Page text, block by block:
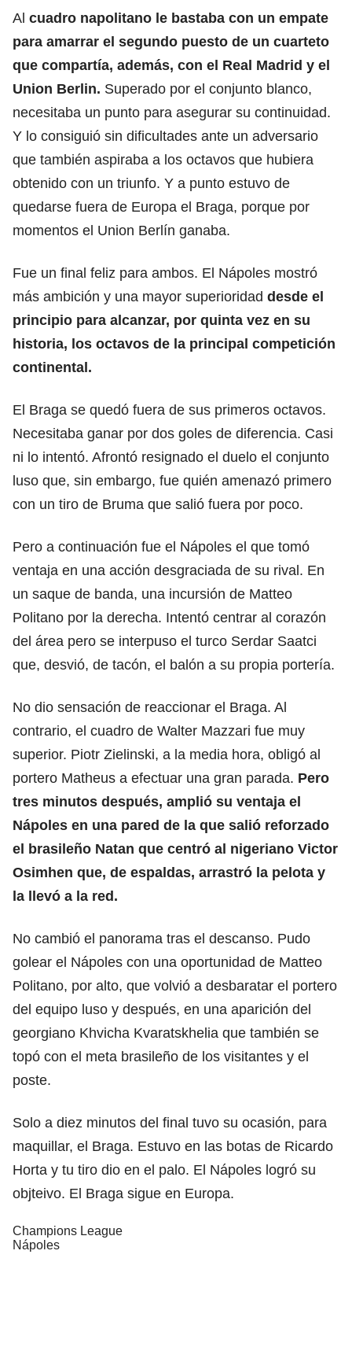
Al cuadro napolitano le bastaba con un empate
para amarrar el segundo puesto de un cuarteto
que compartía, además, con el Real Madrid y el
Union Berlin. Superado por el conjunto blanco,
necesitaba un punto para asegurar su continuidad.
Y lo consiguió sin dificultades ante un adversario
que también aspiraba a los octavos que hubiera
obtenido con un triunfo. Y a punto estuvo de
quedarse fuera de Europa el Braga, porque por
momentos el Union Berlín ganaba.
Fue un final feliz para ambos. El Nápoles mostró
más ambición y una mayor superioridad desde el
principio para alcanzar, por quinta vez en su
historia, los octavos de la principal competición
continental.
El Braga se quedó fuera de sus primeros octavos.
Necesitaba ganar por dos goles de diferencia. Casi
ni lo intentó. Afrontó resignado el duelo el conjunto
luso que, sin embargo, fue quién amenazó primero
con un tiro de Bruma que salió fuera por poco.
Pero a continuación fue el Nápoles el que tomó
ventaja en una acción desgraciada de su rival. En
un saque de banda, una incursión de Matteo
Politano por la derecha. Intentó centrar al corazón
del área pero se interpuso el turco Serdar Saatci
que, desvió, de tacón, el balón a su propia portería.
No dio sensación de reaccionar el Braga. Al
contrario, el cuadro de Walter Mazzari fue muy
superior. Piotr Zielinski, a la media hora, obligó al
portero Matheus a efectuar una gran parada. Pero
tres minutos después, amplió su ventaja el
Nápoles en una pared de la que salió reforzado
el brasileño Natan que centró al nigeriano Victor
Osimhen que, de espaldas, arrastró la pelota y
la llevó a la red.
No cambió el panorama tras el descanso. Pudo
golear el Nápoles con una oportunidad de Matteo
Politano, por alto, que volvió a desbaratar el portero
del equipo luso y después, en una aparición del
georgiano Khvicha Kvaratskhelia que también se
topó con el meta brasileño de los visitantes y el
poste.
Solo a diez minutos del final tuvo su ocasión, para
maquillar, el Braga. Estuvo en las botas de Ricardo
Horta y tu tiro dio en el palo. El Nápoles logró su
objteivo. El Braga sigue en Europa.
Champions League
Nápoles